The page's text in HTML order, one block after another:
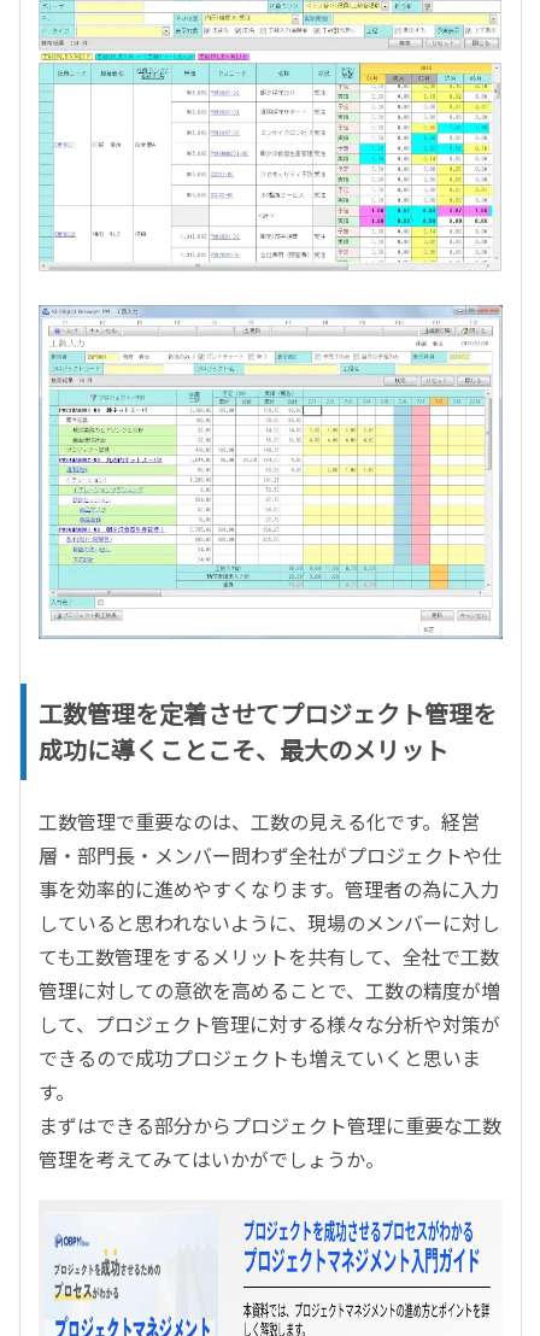
工数管理を定着させてプロジェクト管理を
成功に導くことこそ、最大のメリット
工数管理で重要なのは、工数の見える化です。経営
層・部門長・メンバー問わず全社がプロジェクトや仕
事を効率的に進めやすくなります。管理者の為に入力
していると思われないように、現場のメンバーに対し
ても工数管理をするメリットを共有して、全社で工数
管理に対しての意欲を高めることで、工数の精度が増
して、プロジェクト管理に対する様々な分析や対策が
できるので成功プロジェクトも増えていくと思いま
す。
まずはできる部分からプロジェクト管理に重要な工数
管理を考えてみてはいかがでしょうか。